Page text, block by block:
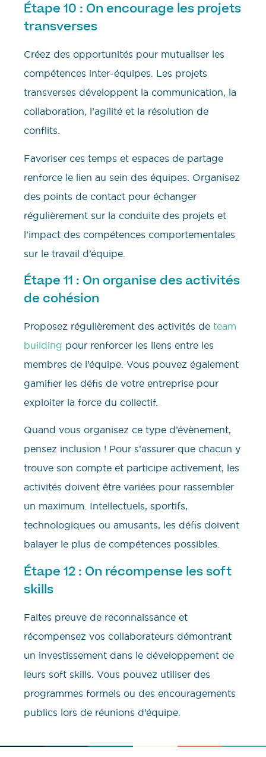
Étape 10 : On encourage les projets
transverses
Créez des opportunités pour mutualiser les
compétences inter-équipes. Les projets
transverses développent la communication, la
collaboration, l’agilité et la résolution de
conflits.
Favoriser ces temps et espaces de partage
renforce le lien au sein des équipes. Organisez
des points de contact pour échanger
régulièrement sur la conduite des projets et
l’impact des compétences comportementales
sur le travail d’équipe.
Étape 11 : On organise des activités
de cohésion
Proposez régulièrement des activités de team
building pour renforcer les liens entre les
membres de l’équipe. Vous pouvez également
gamifier les défis de votre entreprise pour
exploiter la force du collectif.
Quand vous organisez ce type d’évènement,
pensez inclusion ! Pour s’assurer que chacun y
trouve son compte et participe activement, les
activités doivent être variées pour rassembler
un maximum. Intellectuels, sportifs,
technologiques ou amusants, les défis doivent
balayer le plus de compétences possibles.
Étape 12 : On récompense les soft
skills
Faites preuve de reconnaissance et
récompensez vos collaborateurs démontrant
un investissement dans le développement de
leurs soft skills. Vous pouvez utiliser des
programmes formels ou des encouragements
publics lors de réunions d’équipe.